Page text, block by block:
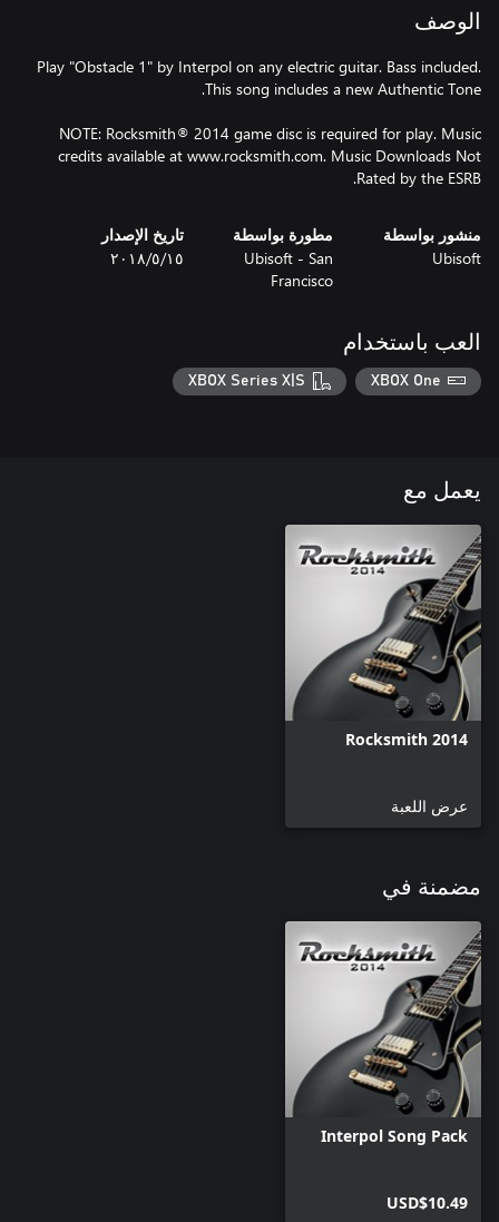
الوصف
Play "Obstacle 1" by Interpol on any electric guitar. Bass included.
NOTE: Rocksmith® 2014 game disc is required for play. Music
credits available at www.rocksmith.com. Music Downloads Not
Rated by the ESRB.
منشور بواسطة
Ubisoft
مطورة بواسطة
Ubisoft - San
Francisco
تاريخ الإصدار
١٥‏/٥‏/٢٠١٨
العب باستخدام
XBOX One
XBOX Series X|S
يعمل مع
Rocksmith 2014
عرض اللعبة
مضمنة في
Interpol Song Pack
USD$10.49